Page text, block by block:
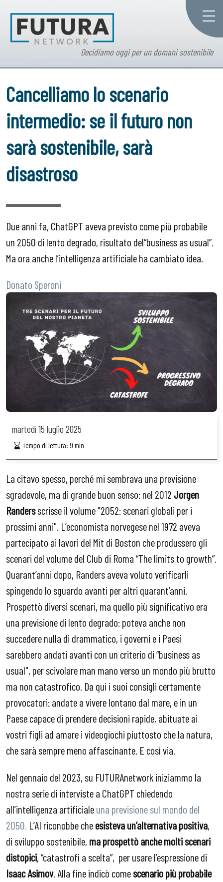
Decidiamo oggi per un domani sostenibile
Cancelliamo lo scenario
intermedio: se il futuro non
sarà sostenibile, sarà
disastroso
Due anni fa, ChatGPT aveva previsto come più probabile
un 2050 di lento degrado, risultato del“business as usual”.
Ma ora anche l’intelligenza artificiale ha cambiato idea.
Donato Speroni
martedì 15 luglio 2025
Tempo di lettura:9 min
La citavo spesso, perché mi sembrava una previsione
sgradevole, ma di grande buon senso: nel 2012 Jorgen
Randersscrisse il volume "2052: scenari globali per i
prossimi anni". L’economista norvegese nel 1972 aveva
partecipato ai lavori del Mit di Boston che produssero gli
scenari del volume del Club di Roma “The limits to growth”.
Quarant’anni dopo, Randers aveva voluto verificarli
spingendo lo sguardo avanti per altri quarant’anni.
Prospettò diversi scenari, ma quello più significativo era
una previsione di lento degrado: poteva anche non
succedere nulla di drammatico, i governi e i Paesi
sarebbero andati avanti con un criterio di “business as
usual", per scivolare man mano verso un mondo più brutto
ma non catastrofico. Da qui i suoi consigli certamente
provocatori: andate a vivere lontano dal mare, e in un
Paese capace di prendere decisioni rapide, abituate ai
vostri figli ad amare i videogiochi piuttosto che la natura,
che sarà sempre meno affascinante. E così via.
Nel gennaio del 2023, su FUTURAnetwork iniziammo la
nostra serie di interviste a ChatGPT chiedendo
all’intelligenza artificialeuna previsione sul mondo del
2050. L’AI riconobbe cheesisteva un’alternativa positiva,
di sviluppo sostenibile, ma prospettò anche molti scenari
distopici, “catastrofi a scelta”, per usare l’espressione di
Isaac Asimov. Alla fine indicò comescenario più probabile